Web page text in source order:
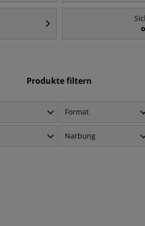
Produkte filtern
Format
Narbung